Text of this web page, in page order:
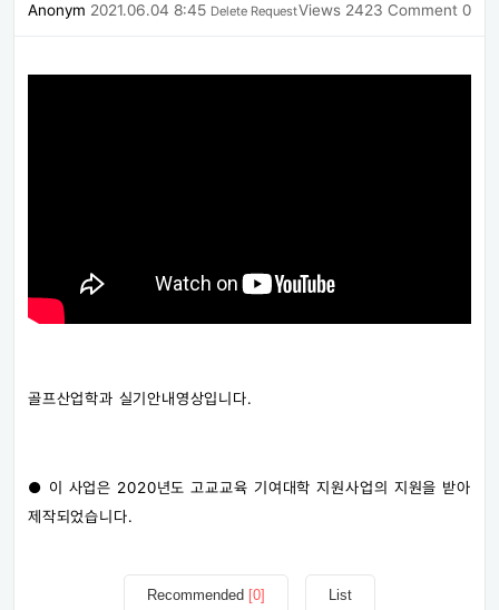
Anonym 2021.06.04 8:45 Delete RequestViews 2423 Comment 0
골프산업학과 실기안내영상입니다.
● 이 사업은 2020년도 고교교육 기여대학 지원사업의 지원을 받아
제작되었습니다.
Recommended [0] List